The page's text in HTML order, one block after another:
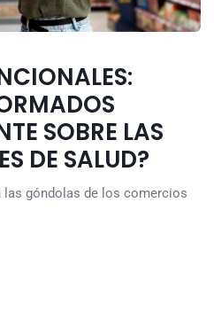
SOBRE LAS
DE SALUD?
góndolas de los comercios